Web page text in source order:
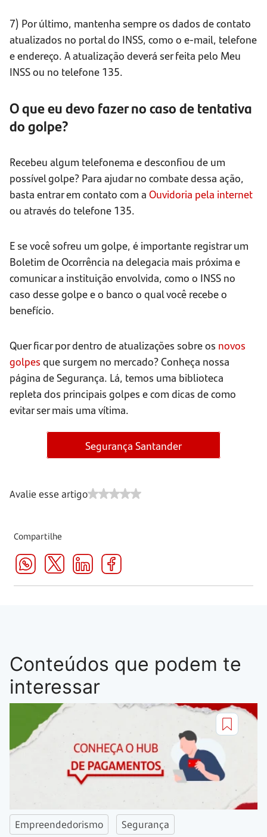
7) Por último, mantenha sempre os dados de contato
atualizados no portal do INSS, como o e-mail, telefone
e endereço. A atualização deverá ser feita pelo Meu
INSS ou no telefone 135.
O que eu devo fazer no caso de tentativa
do golpe?
Recebeu algum telefonema e desconfiou de um
possível golpe? Para ajudar no combate dessa ação,
basta entrar em contato com a Ouvidoria pela internet
ou através do telefone 135.
E se você sofreu um golpe, é importante registrar um
Boletim de Ocorrência na delegacia mais próxima e
comunicar a instituição envolvida, como o INSS no
caso desse golpe e o banco o qual você recebe o
benefício.
Quer ficar por dentro de atualizações sobre os novos
golpes que surgem no mercado? Conheça nossa
página de Segurança. Lá, temos uma biblioteca
repleta dos principais golpes e com dicas de como
evitar ser mais uma vítima.
Segurança Santander
Avalie esse artigo
Compartilhe
Conteúdos que podem te
interessar
Empreendedorismo Segurança